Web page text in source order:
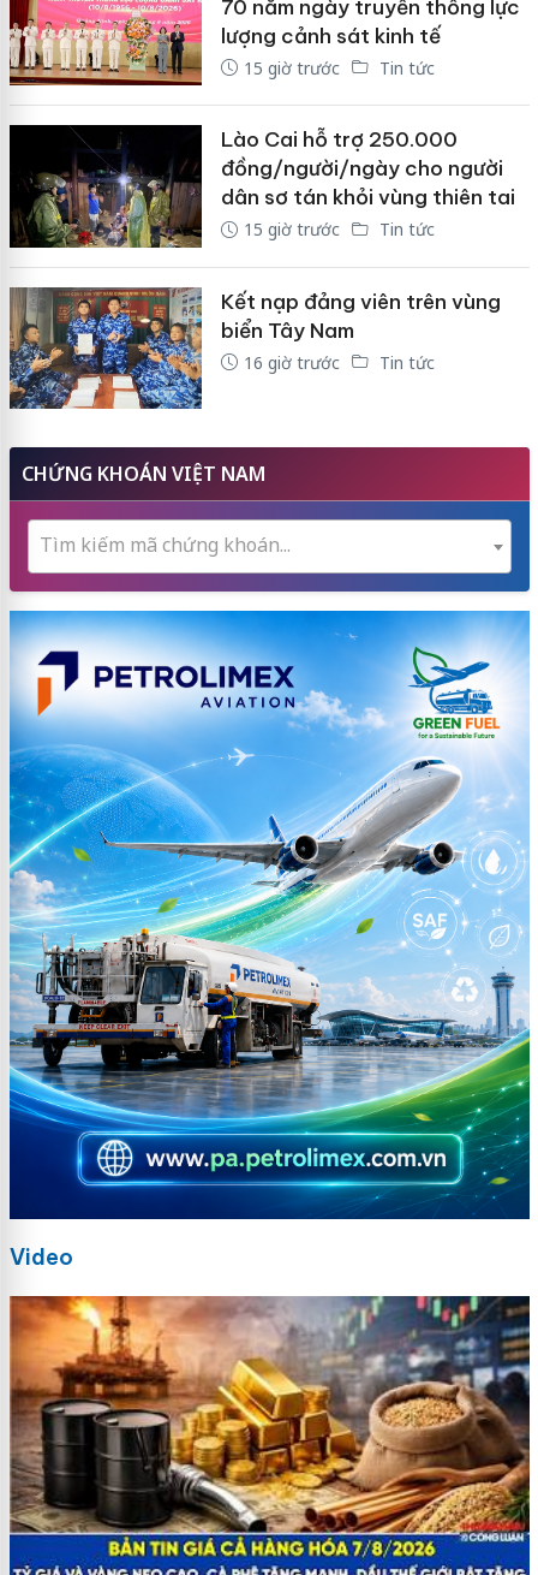
70 năm ngày truyền thống lực
lượng cảnh sát kinh tế
15 giờ trước Tin tức
Lào Cai hỗ trợ 250.000
đồng/người/ngày cho người
dân sơ tán khỏi vùng thiên tai
15 giờ trước Tin tức
Kết nạp đảng viên trên vùng
biển Tây Nam
16 giờ trước Tin tức
CHỨNG KHOÁN VIỆT NAM
Tìm kiếm mã chứng khoán...
Video